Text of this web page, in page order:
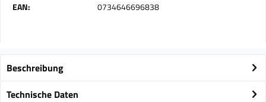
EAN:
0734646696838
Beschreibung
Technische Daten